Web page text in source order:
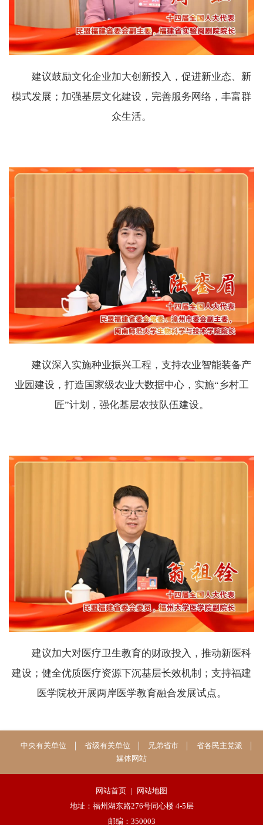
建议鼓励文化企业加大创新投入，促进新业态、新
模式发展；加强基层文化建设，完善服务网络，丰富群
众生活。
建议深入实施种业振兴工程，支持农业智能装备产
业园建设，打造国家级农业大数据中心，实施“乡村工
匠”计划，强化基层农技队伍建设。
建议加大对医疗卫生教育的财政投入，推动新医科
建设；健全优质医疗资源下沉基层长效机制；支持福建
医学院校开展两岸医学教育融合发展试点。
中央有关单位 省级有关单位 兄弟省市
省各民主党派
媒体网站
网站首页 | 网站地图
地址：福州湖东路276号同心楼 4-5层
邮编：350003